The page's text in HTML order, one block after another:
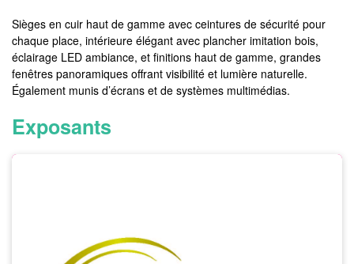
Sièges en cuir haut de gamme avec ceintures de sécurité pour
chaque place, intérieure élégant avec plancher imitation bois,
éclairage LED ambiance, et finitions haut de gamme, grandes
fenêtres panoramiques offrant visibilité et lumière naturelle.
Également munis d’écrans et de systèmes multimédias.
Exposants